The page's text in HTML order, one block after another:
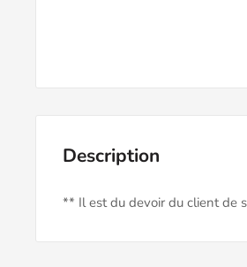
Description
** Il est du devoir du client de